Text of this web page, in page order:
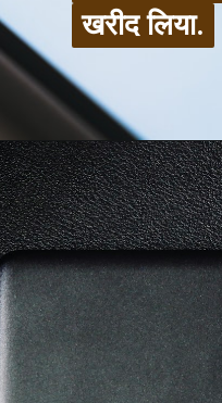
खरीद लिया.
खरीद लिया.